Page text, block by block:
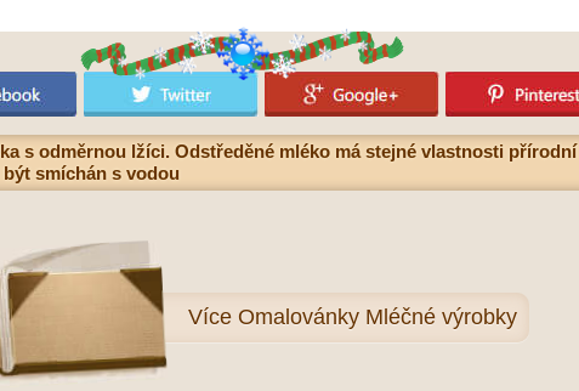
s odměrnou lžíci. Odstředěné mléko má stejné vlastnosti
smíchán s vodou
Více Omalovánky Mléčné výrobky